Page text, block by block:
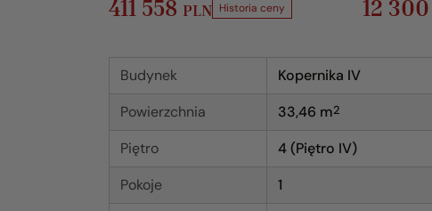
411 558 PLN Historia ceny 12 300
Budynek
Kopernika IV
Powierzchnia
33,46 m2
Piętro
4 (Piętro IV)
Pokoje
1